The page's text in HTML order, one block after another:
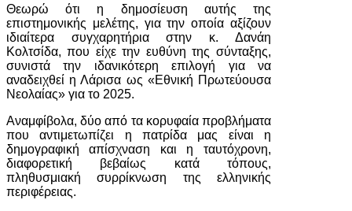
Θεωρώ ότι η δημοσίευση αυτής της
επιστημονικής μελέτης, για την οποία αξίζουν
ιδιαίτερα συγχαρητήρια στην κ. Δανάη
Κολτσίδα, που είχε την ευθύνη της σύνταξης,
συνιστά την ιδανικότερη επιλογή για να
αναδειχθεί η Λάρισα ως «Εθνική Πρωτεύουσα
Νεολαίας» για το 2025.
Αναμφίβολα, δύο από τα κορυφαία προβλήματα
που αντιμετωπίζει η πατρίδα μας είναι η
δημογραφική απίσχναση και η ταυτόχρονη,
διαφορετική βεβαίως κατά τόπους,
πληθυσμιακή συρρίκνωση της ελληνικής
περιφέρειας.